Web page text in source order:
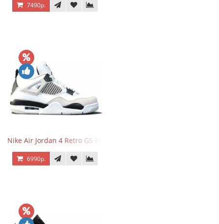
7490р.
Nike Air Jordan 4 Retro GS Military Black
6990р.